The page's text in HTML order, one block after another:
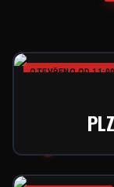
OTEVŘENO OD